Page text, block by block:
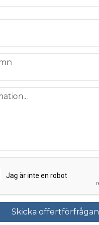
Skicka offertförfrågan